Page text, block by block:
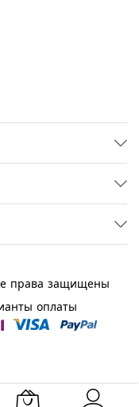
права защищены
оплаты